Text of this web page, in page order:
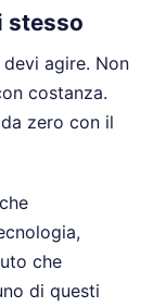
stesso
agire. Non
costanza.
zero con il
che
di questi